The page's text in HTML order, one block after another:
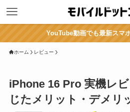
YouTube動画でも最新スマ
ホーム レビュー
iPhone 16 Pro 実機レ
じたメリット・デメリ